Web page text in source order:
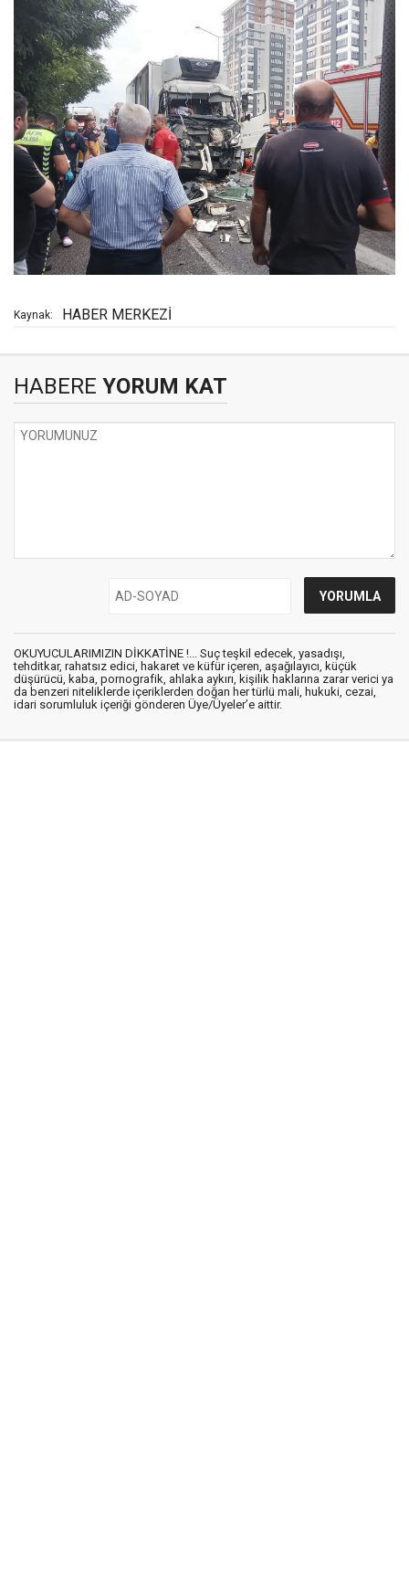
Kaynak: HABER MERKEZİ
HABERE YORUM KAT
OKUYUCULARIMIZIN DİKKATİNE !... Suç teşkil edecek, yasadışı,
tehditkar, rahatsız edici, hakaret ve küfür içeren, aşağılayıcı, küçük
düşürücü, kaba, pornografik, ahlaka aykırı, kişilik haklarına zarar verici ya
da benzeri niteliklerde içeriklerden doğan her türlü mali, hukuki, cezai,
idari sorumluluk içeriği gönderen Üye/Üyeler’e aittir.